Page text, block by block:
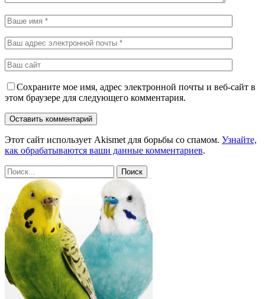
Сохраните мое имя, адрес электронной почты и веб-сайт в
этом браузере для следующего комментария.
Этот сайт использует Akismet для борьбы со спамом. Узнайте,
как обрабатываются ваши данные комментариев.